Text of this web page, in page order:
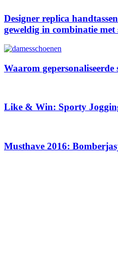
Designer replica
geweldig in combinatie met
Waarom
Like & Win: Sporty
Musthave 2016: